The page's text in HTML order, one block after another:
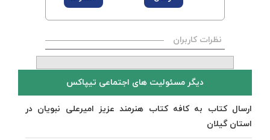
نظرات کاربران
دیگر مسئولیت های اجتماعی تیپاکس
ارسال کتاب به کافه کتاب هنرمند عزیز امیرعلی نبویان در
استان گیلان